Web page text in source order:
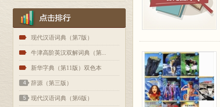
1 现代汉语词典（第7版）
2 牛津高阶英汉双解词典（第...
3 新华字典（第11版）双色本
4 辞源（第三版）
5 现代汉语词典（第6版）